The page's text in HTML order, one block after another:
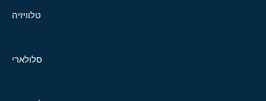
טלוויזיה
סלולארי